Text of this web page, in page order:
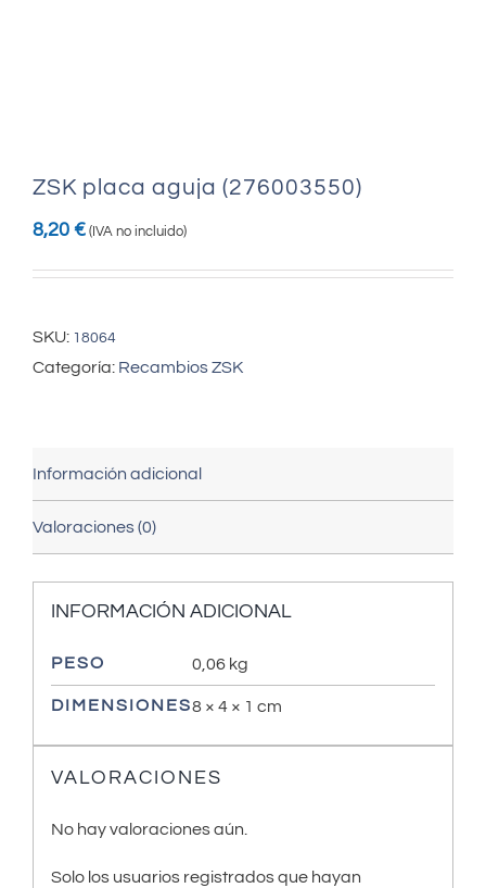
ZSK placa aguja (276003550)
8,20 € (IVA no incluido)
SKU: 18064
Categoría: Recambios ZSK
Información adicional
Valoraciones (0)
INFORMACIÓN ADICIONAL
PESO 0,06 kg
DIMENSIONES8 × 4 × 1 cm
VALORACIONES
No hay valoraciones aún.
Solo los usuarios registrados que hayan